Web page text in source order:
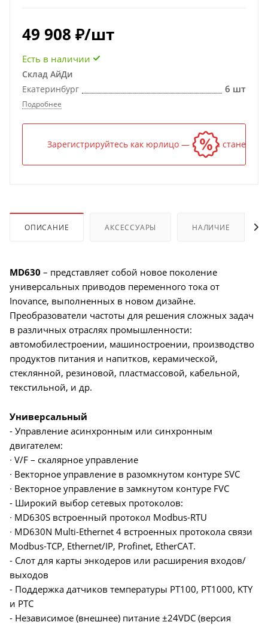
49 908 ₽/шт
Есть в наличии
Склад АйДи
Екатеринбург
6 шт
Подробнее
Зарегистрируйтесь как юрлицо — и цена станет
ОПИСАНИЕ АКСЕССУАРЫ НАЛИЧИЕ
MD630 – представляет собой новое поколение
универсальных приводов переменного тока от
Inovance, выполненных в новом дизайне.
Преобразователи частоты для решения сложных задач
в различных отраслях промышленности:
автомобилестроении, машиностроении, производство
продуктов питания и напитков, керамической,
стеклянной, резиновой, пластмассовой, кабельной,
текстильной, и др.
Универсальный
- Управление асинхронным или синхронным
двигателем:
∙ V/F – скалярное управление
∙ Векторное управление в разомкнутом контуре SVC
∙ Векторное управление в замкнутом контуре FVC
- Широкий выбор сетевых протоколов:
∙ MD630S встроенный протокол Modbus-RTU
∙ MD630N Multi-Ethernet 4 встроенных протокола связи
Modbus-TCP, Ethernet/IP, Profinet, EtherCAT.
- Слот для карты энкодеров или расширения входов/
выходов
- Поддержка датчиков температуры PT100, PT1000, KTY
и PTC
- Независимое (внешнее) питание ±24VDC (версия